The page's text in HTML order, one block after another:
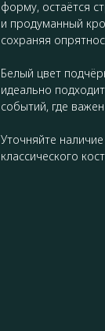
форму, остаётся
и продуманный
сохраняя
Белый цвет
идеально
событий, где
Уточняйте
классического